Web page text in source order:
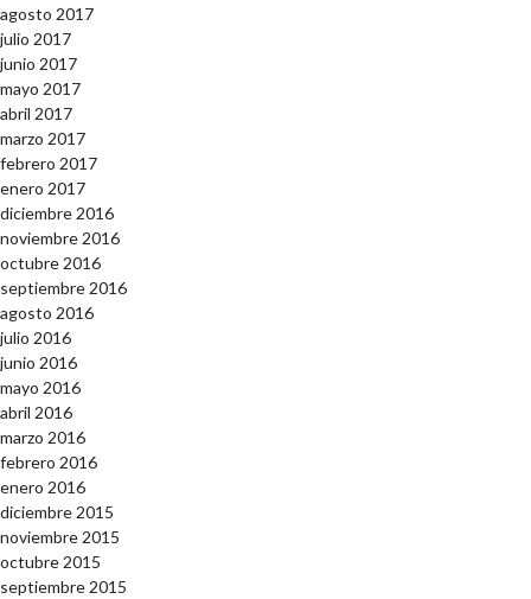
agosto 2017
julio 2017
junio 2017
mayo 2017
abril 2017
marzo 2017
febrero 2017
enero 2017
diciembre 2016
noviembre 2016
octubre 2016
septiembre 2016
agosto 2016
julio 2016
junio 2016
mayo 2016
abril 2016
marzo 2016
febrero 2016
enero 2016
diciembre 2015
noviembre 2015
octubre 2015
septiembre 2015